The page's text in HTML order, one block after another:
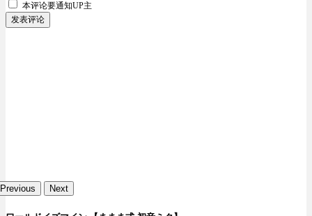
本评论要通知UP主
发表评论
Previous Next